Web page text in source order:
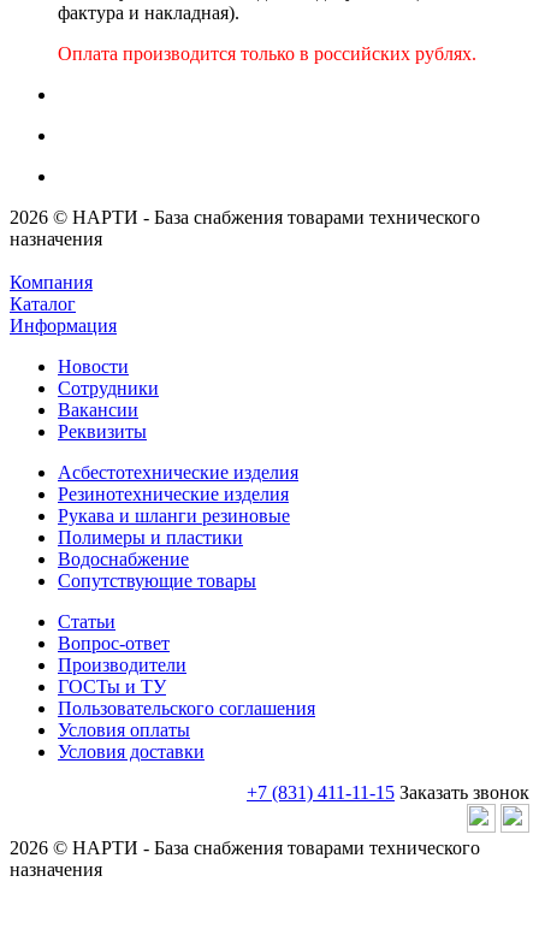
фактура и накладная).
Оплата производится только в российских рублях.
2026 © НАРТИ - База снабжения товарами технического
назначения
Компания
Каталог
Информация
Новости
Сотрудники
Вакансии
Реквизиты
Асбестотехнические изделия
Резинотехнические изделия
Рукава и шланги резиновые
Полимеры и пластики
Водоснабжение
Сопутствующие товары
Статьи
Вопрос-ответ
Производители
ГОСТы и ТУ
Пользовательского соглашения
Условия оплаты
Условия доставки
+7 (831) 411-11-15 Заказать звонок
2026 © НАРТИ - База снабжения товарами технического
назначения